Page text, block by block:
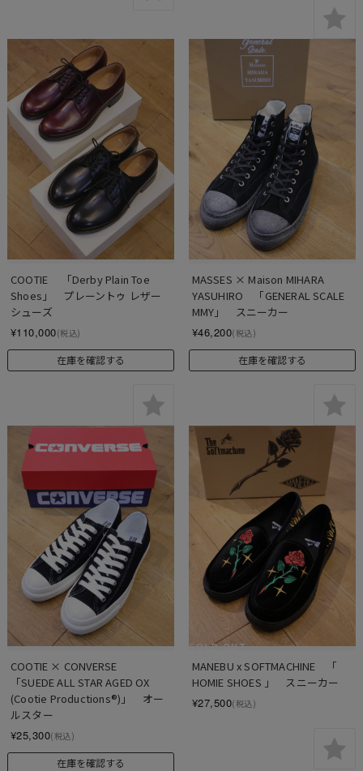
COOTIE 　「Derby Plain Toe
Shoes」　プレーントゥ レザー
シューズ
¥110,000(税込)
在庫を確認する
MASSES × Maison MIHARA
YASUHIRO　「GENERAL SCALE
MMY」　スニーカー
¥46,200(税込)
在庫を確認する
COOTIE × CONVERSE
「SUEDE ALL STAR AGED OX
(Cootie Productions®︎)」　オー
ルスター
¥25,300(税込)
在庫を確認する
SOLD OUT
MANEBU x SOFTMACHINE　「
HOMIE SHOES 」　スニーカー
¥27,500(税込)